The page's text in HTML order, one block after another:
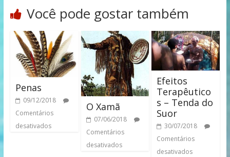
Você pode gostar também
Penas
09/12/2018
Comentários
desativados
O Xamã
07/06/2018
Comentários
desativados
Efeitos
Terapêutico
s – Tenda do
Suor
30/07/2018
Comentários
desativados